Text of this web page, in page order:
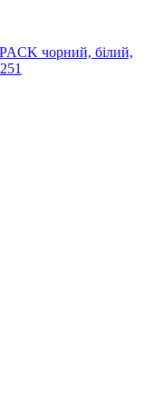
чорний, білий,